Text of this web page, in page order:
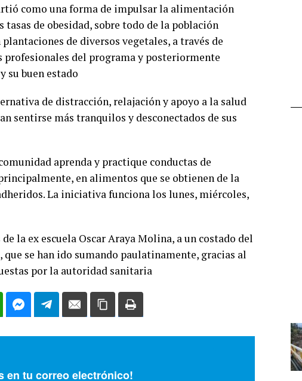
como una forma de impulsar la alimentación
de obesidad, sobre todo de la población
de diversos vegetales, a través de
profesionales del programa y posteriormente
su buen estado
de distracción, relajación y apoyo a la salud
sentirse más tranquilos y desconectados de sus
aprenda y practique conductas de
en alimentos que se obtienen de la
La iniciativa funciona los lunes, miércoles,
la ex escuela Oscar Araya Molina, a un costado del
se han ido sumando paulatinamente, gracias al
por la autoridad sanitaria